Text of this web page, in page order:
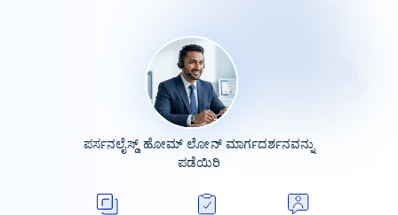
ಪರ್ಸನಲೈಸ್ಡ್ ಹೋಮ್ ಲೋನ್ ಮಾರ್ಗದರ್ಶನವನ್ನು
ಪಡೆಯಿರಿ